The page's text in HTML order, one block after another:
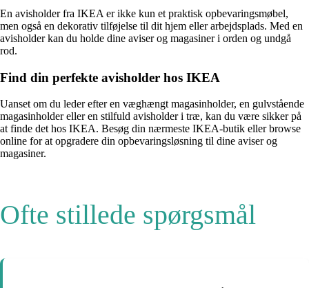
En avisholder fra IKEA er ikke kun et praktisk opbevaringsmøbel,
men også en dekorativ tilføjelse til dit hjem eller arbejdsplads. Med en
avisholder kan du holde dine aviser og magasiner i orden og undgå
rod.
Find din perfekte avisholder hos IKEA
Uanset om du leder efter en væghængt magasinholder, en gulvstående
magasinholder eller en stilfuld avisholder i træ, kan du være sikker på
at finde det hos IKEA. Besøg din nærmeste IKEA-butik eller browse
online for at opgradere din opbevaringsløsning til dine aviser og
magasiner.
Ofte stillede spørgsmål